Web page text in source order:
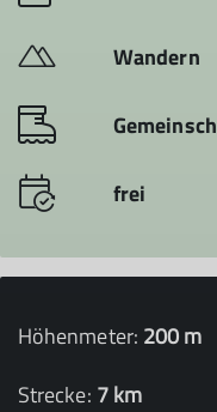
Wandern
frei
Höhenmeter: 200 m
Strecke: 7 km